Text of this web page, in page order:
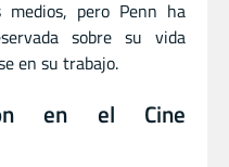
pero Penn ha
sobre su vida
en su trabajo.
en el Cine